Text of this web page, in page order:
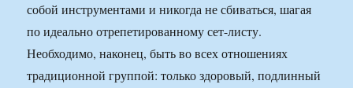
собой инструментами и никогда не сбиваться, шагая
по идеально отрепетированному сет-листу.
Необходимо, наконец, быть во всех отношениях
традиционной группой: только здоровый, подлинный